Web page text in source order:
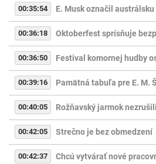
00:35:54 E. Musk označil
00:36:18 Oktoberfest sprísňuje
00:36:50 Festival komornej hudby
00:39:16 Pamätná tabuľa pre E. M.
00:40:05 Rožňavský jarmok nezrušili
00:42:05 Strečno je bez obmedzení
00:42:37 Chcú vytvárať nové